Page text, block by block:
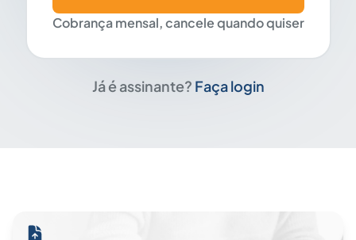
Cobrança mensal, cancele quando quiser
Já é assinante? Faça login